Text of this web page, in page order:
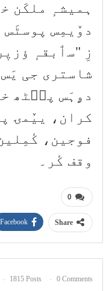
ہمیشہٕ ملکَن
دوٚیمِس
زِ "سٲبقہٕ
شاستری جی
دۄہَس پٮ۪ٹھ
کران، ییٚمۍ
فوجین،
وقف کٔر۔
0
Share
Facebook
1815 Posts 0 Comments